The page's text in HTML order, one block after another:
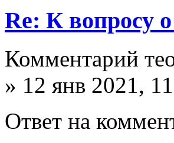
Re: К вопросу
Комментарий
» 12 янв 2021,
Ответ на